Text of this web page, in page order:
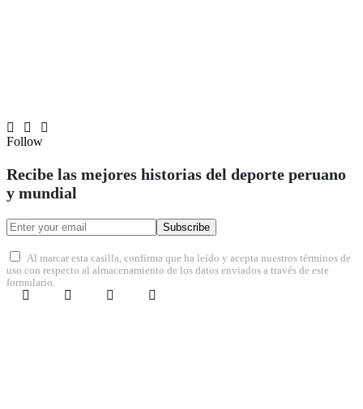
Follow
Recibe las mejores historias del deporte peruano
y mundial
Subscribe
Al marcar esta casilla, confirma que ha leído y acepta nuestros términos de
uso con respecto al almacenamiento de los datos enviados a través de este
formulario.